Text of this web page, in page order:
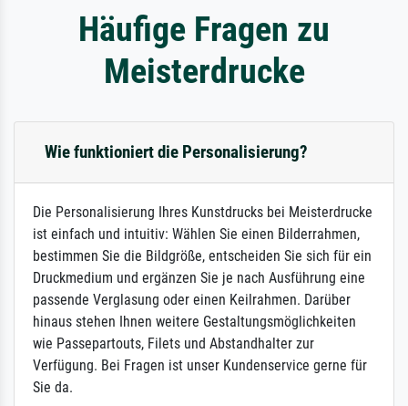
Häufige Fragen zu
Meisterdrucke
Wie funktioniert die Personalisierung?
Die Personalisierung Ihres Kunstdrucks bei Meisterdrucke
ist einfach und intuitiv: Wählen Sie einen Bilderrahmen,
bestimmen Sie die Bildgröße, entscheiden Sie sich für ein
Druckmedium und ergänzen Sie je nach Ausführung eine
passende Verglasung oder einen Keilrahmen. Darüber
hinaus stehen Ihnen weitere Gestaltungsmöglichkeiten
wie Passepartouts, Filets und Abstandhalter zur
Verfügung. Bei Fragen ist unser Kundenservice gerne für
Sie da.